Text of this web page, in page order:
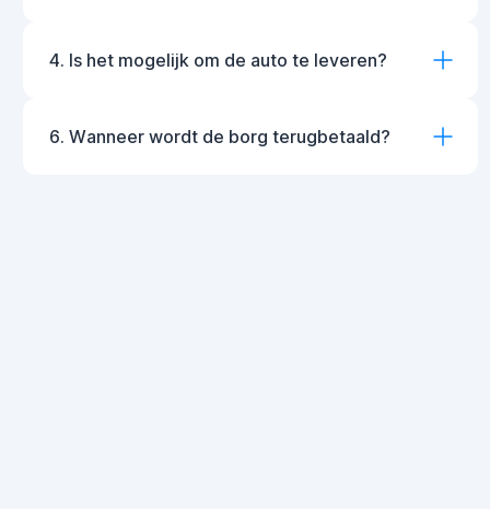
4. Is het mogelijk om de auto te leveren?
6. Wanneer wordt de borg terugbetaald?